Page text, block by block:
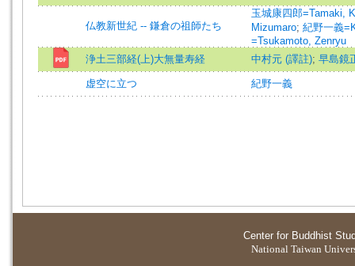
仏教新世紀 -- 鎌倉の祖師たち
玉城康四郎=Tamaki,
Mizumaro; 紀野一義
=Tsukamoto, Zenryu
浄土三部経(上)大無量寿経
中村元 (譯註); 早島鏡
虚空に立つ 紀野一義
Center for Buddhist
National Taiwan